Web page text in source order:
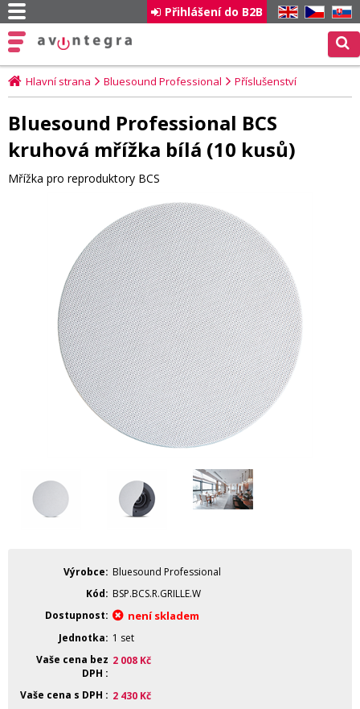
EN CZ SK
Přihlášení do B2B
Hlavní strana Bluesound Professional Příslušenství
Bluesound Professional BCS
kruhová mřížka bílá (10 kusů)
Mřížka pro reproduktory BCS
Výrobce
Bluesound Professional
Kód
BSP.BCS.R.GRILLE.W
Dostupnost
není skladem
Jednotka
1 set
Vaše cena bez
DPH
2 008 Kč
Vaše cena s DPH 2 430 Kč